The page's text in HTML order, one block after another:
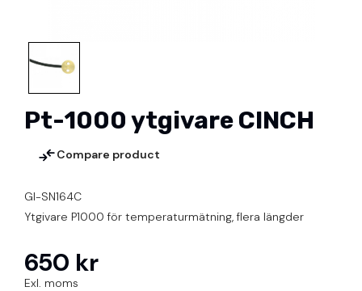
Pt-1000 ytgivare CINCH
Compare product
GI-SN164C
Ytgivare P1000 för temperaturmätning, flera längder
650 kr
Exl. moms